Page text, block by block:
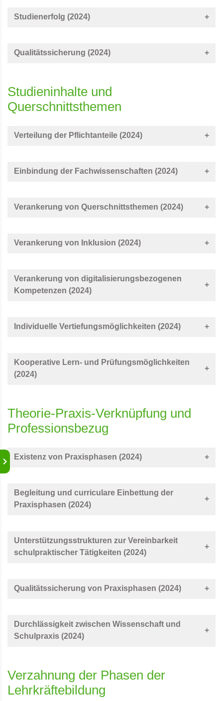
Studienerfolg (2024)
Qualitätssicherung (2024)
Studieninhalte und
Querschnittsthemen
Verteilung der Pflichtanteile (2024)
Einbindung der Fachwissenschaften (2024)
Verankerung von Querschnittsthemen (2024)
Verankerung von Inklusion (2024)
Verankerung von digitalisierungsbezogenen
Kompetenzen (2024)
Individuelle Vertiefungsmöglichkeiten (2024)
Kooperative Lern- und Prüfungsmöglichkeiten
(2024)
Theorie-Praxis-Verknüpfung und
Professionsbezug
Existenz von Praxisphasen (2024)
Begleitung und curriculare Einbettung der
Praxisphasen (2024)
Unterstützungsstrukturen zur Vereinbarkeit
schulpraktischer Tätigkeiten (2024)
Qualitätssicherung von Praxisphasen (2024)
Durchlässigkeit zwischen Wissenschaft und
Schulpraxis (2024)
Verzahnung der Phasen der
Lehrkräftebildung